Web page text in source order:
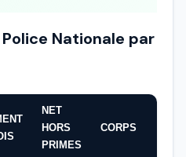
Nationale par
NET
HORS
PRIMES
CORPS